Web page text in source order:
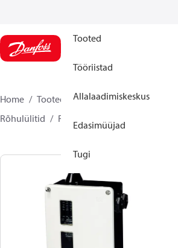
Tooted
Tööriistad
Allalaadimiskeskus
Edasimüüjad
Tugi
Home Tooted Climate Solutions for
Rõhulülitid
RT